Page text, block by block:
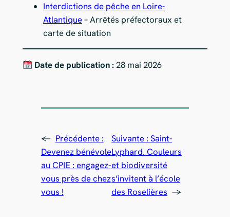
Interdictions de pêche en Loire-
Atlantique– Arrêtés préfectoraux et
carte de situation
Date de publication :28 mai 2026
← Précédente :
Devenez bénévole
au CPIE : engagez-
vous près de chez
vous !
Suivante : Saint-
Lyphard. Couleurs
et biodiversité
s’invitent à l’école
des Roselières →